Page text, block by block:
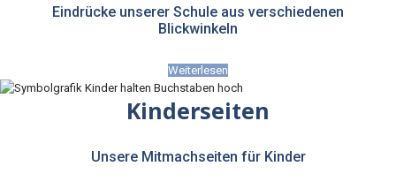
Eindrücke unserer Schule aus verschiedenen
Blickwinkeln
Weiterlesen
Kinderseiten
Unsere Mitmachseiten für Kinder